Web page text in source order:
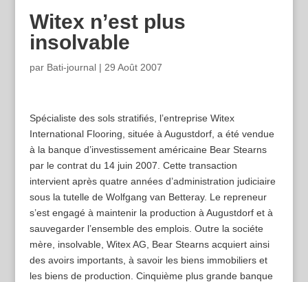
Witex n’est plus
insolvable
par Bati-journal| 29 Août 2007
Spécialiste des sols stratifiés, l’entreprise Witex
International Flooring, située à Augustdorf, a été vendue
à la banque d’investissement américaine Bear Stearns
par le contrat du 14 juin 2007. Cette transaction
intervient après quatre années d’administration judiciaire
sous la tutelle de Wolfgang van Betteray. Le repreneur
s’est engagé à maintenir la production à Augustdorf et à
sauvegarder l’ensemble des emplois. Outre la sociéte
mère, insolvable, Witex AG, Bear Stearns acquiert ainsi
des avoirs importants, à savoir les biens immobiliers et
les biens de production. Cinquième plus grande banque